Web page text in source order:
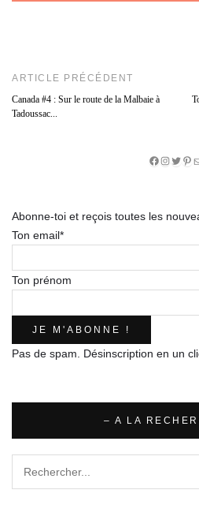
ARTICLE PRÉCÉDENT
Canada #4 : Sur le route de la Malbaie à
Tadoussac...
Facebook
Abonne-toi et reçois toutes les
Ton email*
Ton prénom
Pas de spam. Désinscription en un
– A LA